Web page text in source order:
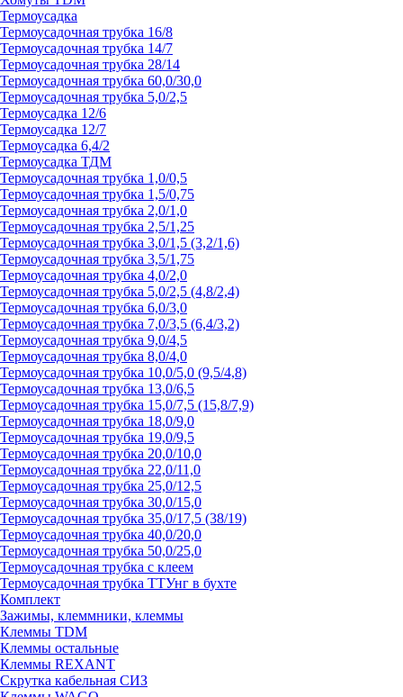
Термоусадка
Термоусадочная трубка 16/8
Термоусадочная трубка 14/7
Термоусадочная трубка 28/14
Термоусадочная трубка 60,0/30,0
Термоусадочная трубка 5,0/2,5
Термоусадка 12/6
Термоусадка 12/7
Термоусадка 6,4/2
Термоусадка ТДМ
Термоусадочная трубка 1,0/0,5
Термоусадочная трубка 1,5/0,75
Термоусадочная трубка 2,0/1,0
Термоусадочная трубка 2,5/1,25
Термоусадочная трубка 3,0/1,5 (3,2/1,6)
Термоусадочная трубка 3,5/1,75
Термоусадочная трубка 4,0/2,0
Термоусадочная трубка 5,0/2,5 (4,8/2,4)
Термоусадочная трубка 6,0/3,0
Термоусадочная трубка 7,0/3,5 (6,4/3,2)
Термоусадочная трубка 9,0/4,5
Термоусадочная трубка 8,0/4,0
Термоусадочная трубка 10,0/5,0 (9,5/4,8)
Термоусадочная трубка 13,0/6,5
Термоусадочная трубка 15,0/7,5 (15,8/7,9)
Термоусадочная трубка 18,0/9,0
Термоусадочная трубка 19,0/9,5
Термоусадочная трубка 20,0/10,0
Термоусадочная трубка 22,0/11,0
Термоусадочная трубка 25,0/12,5
Термоусадочная трубка 30,0/15,0
Термоусадочная трубка 35,0/17,5 (38/19)
Термоусадочная трубка 40,0/20,0
Термоусадочная трубка 50,0/25,0
Термоусадочная трубка с клеем
Термоусадочная трубка ТТУнг в бухте
Комплект
Зажимы, клеммники, клеммы
Клеммы TDM
Клеммы остальные
Клеммы REXANT
Скрутка кабельная СИЗ